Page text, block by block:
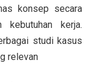
konsep secara
kebutuhan kerja.
studi kasus
relevan